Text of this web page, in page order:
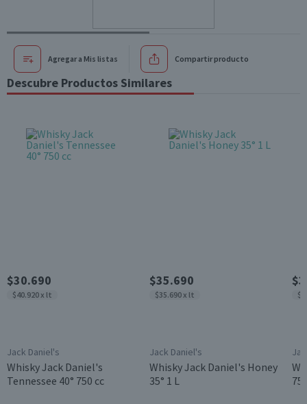
Agregar a Mis listas Compartir producto
Descubre Productos Similares
$30.690
$40.920 x lt
Jack Daniel's
Whisky Jack Daniel's
Tennessee 40° 750 cc
$35.690
$35.690 x lt
Jack Daniel's
Whisky Jack Daniel's Honey
35° 1 L